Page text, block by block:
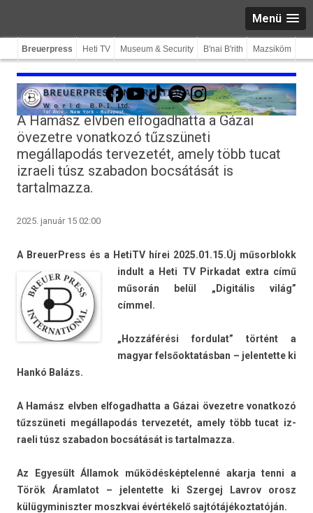
Menü
Breuerpress Heti TV Museum & Security B'nai B'rith Mazsiköm
Facebook
YouTube
TikTokSpotifyInstagram
A Hamász elvben elfogadhatta a Gázai
övezetre vonatkozó tűzszüneti
megállapodás tervezetét, amely több tucat
izraeli túsz szabadon bocsátását is
tartalmazza.
2025. január 15 02:00
A BreuerPress és a HetiTV hírei 2025.01.15.Új műsorblokk
in­dult a Heti TV Pir­kadat extra című
műsorán belül „Digitális világ”
címmel.
„Hozzáférési for­dulat” történt a
magyar felsőoktatásban – jelen­tette ki
Hankó Balázs.
A Hamász elvb­en el­fogad­hatta a Gázai övezet­re vonat­kozó
tűzszüneti megál­lapodás ter­vezetét, amely több tucat iz­
raeli túsz szabadon bocsátását is tar­talmaz­za.
Az Egyesült Államok működés­képtelenné akar­ja tenni a
Török Áram­latot – jelen­tette ki Szer­gej Lav­rov orosz
külügyminiszt­er moszkvai évértékelő saj­tótájékoz­tatóján.